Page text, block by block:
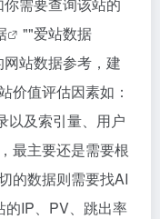
""爱站数据
站数据参考，建
价值评估因素如：
以及索引量、用户
最主要还是需要根
的数据则需要找AI
的IP、PV、跳出率